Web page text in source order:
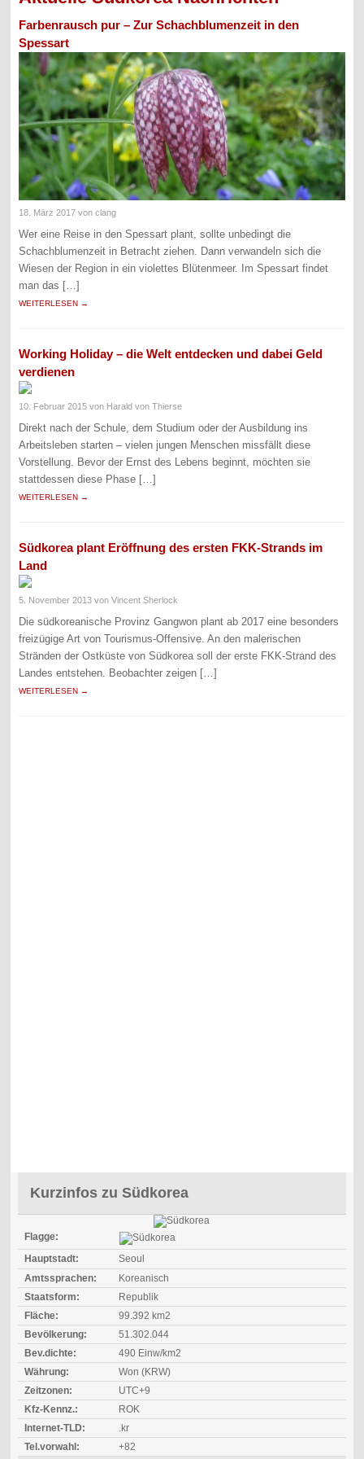
Farbenrausch pur – Zur Schachblumenzeit in den
Spessart
18. März 2017 von clang
Wer eine Reise in den Spessart plant, sollte unbedingt die
Schachblumenzeit in Betracht ziehen. Dann verwandeln sich die
Wiesen der Region in ein violettes Blütenmeer. Im Spessart findet
man das […]
WEITERLESEN →
Working Holiday – die Welt entdecken und dabei Geld
verdienen
10. Februar 2015 von Harald von Thierse
Direkt nach der Schule, dem Studium oder der Ausbildung ins
Arbeitsleben starten – vielen jungen Menschen missfällt diese
Vorstellung. Bevor der Ernst des Lebens beginnt, möchten sie
stattdessen diese Phase […]
WEITERLESEN →
Südkorea plant Eröffnung des ersten FKK-Strands im
Land
5. November 2013 von Vincent Sherlock
Die südkoreanische Provinz Gangwon plant ab 2017 eine besonders
freizügige Art von Tourismus-Offensive. An den malerischen
Stränden der Ostküste von Südkorea soll der erste FKK-Strand des
Landes entstehen. Beobachter zeigen […]
WEITERLESEN →
Kurzinfos zu Südkorea
Flagge:
Hauptstadt:
Seoul
Amtssprachen:
Koreanisch
Staatsform:
Republik
Fläche:
99.392 km2
Bevölkerung:
51.302.044
Bev.dichte:
490 Einw/km2
Währung:
Won (KRW)
Zeitzonen:
UTC+9
Kfz-Kennz.:
ROK
Internet-TLD:
.kr
Tel.vorwahl:
+82